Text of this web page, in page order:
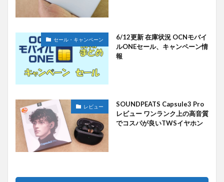
セール・キャンペーン
6/12更新 在庫状況 OCNモバイ
ルONEセール、キャンペーン情
報
レビュー
SOUNDPEATS Capsule3 Pro
レビュー ワンランク上の高音質
でコスパが良いTWSイヤホン